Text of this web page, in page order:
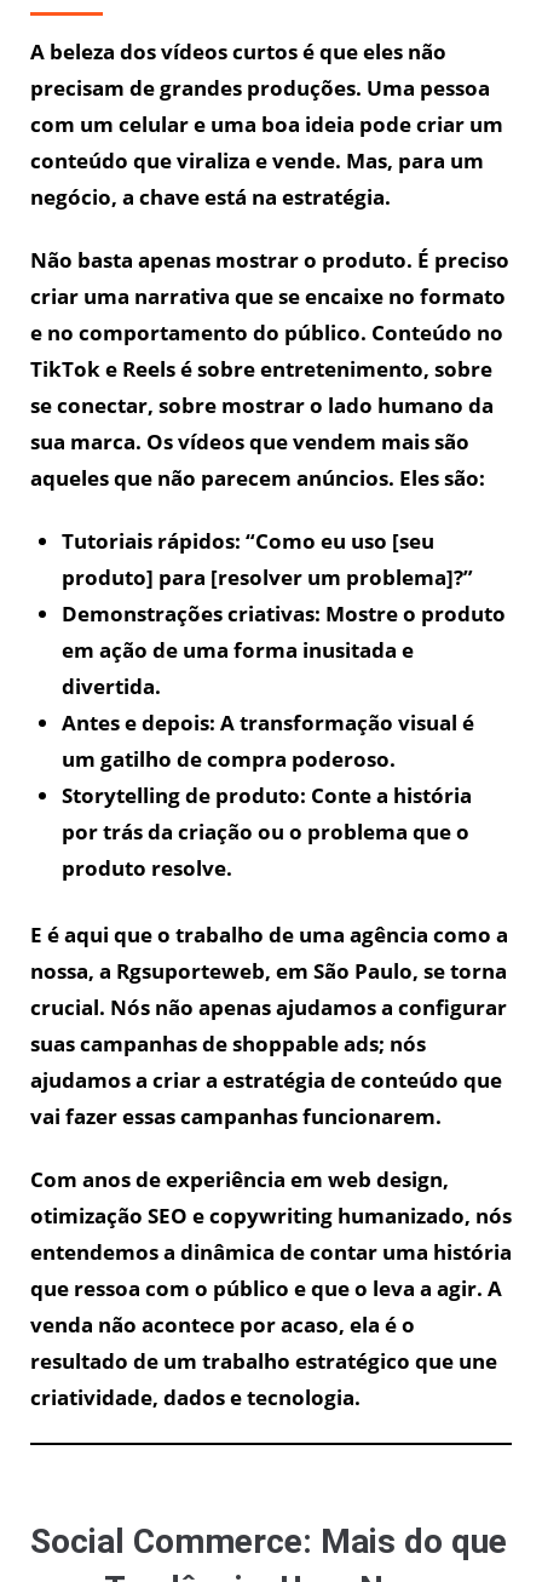
A beleza dos vídeos curtos é que eles não
precisam de grandes produções. Uma pessoa
com um celular e uma boa ideia pode criar um
conteúdo que viraliza e vende. Mas, para um
negócio, a chave está na estratégia.
Não basta apenas mostrar o produto. É preciso
criar uma narrativa que se encaixe no formato
e no comportamento do público. Conteúdo no
TikTok e Reels é sobre entretenimento, sobre
se conectar, sobre mostrar o lado humano da
sua marca. Os vídeos que vendem mais são
aqueles que não parecem anúncios. Eles são:
Tutoriais rápidos: “Como eu uso [seu
produto] para [resolver um problema]?”
Demonstrações criativas: Mostre o produto
em ação de uma forma inusitada e
divertida.
Antes e depois: A transformação visual é
um gatilho de compra poderoso.
Storytelling de produto: Conte a história
por trás da criação ou o problema que o
produto resolve.
E é aqui que o trabalho de uma agência como a
nossa, a Rgsuporteweb, em São Paulo, se torna
crucial. Nós não apenas ajudamos a configurar
suas campanhas de shoppable ads; nós
ajudamos a criar a estratégia de conteúdo que
vai fazer essas campanhas funcionarem.
Com anos de experiência em web design,
otimização SEO e copywriting humanizado, nós
entendemos a dinâmica de contar uma história
que ressoa com o público e que o leva a agir. A
venda não acontece por acaso, ela é o
resultado de um trabalho estratégico que une
criatividade, dados e tecnologia.
Social Commerce: Mais do que